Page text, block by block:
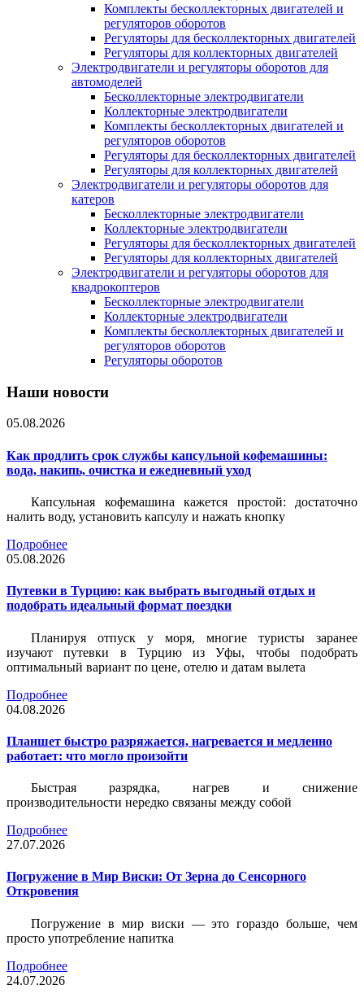
Комплекты бесколлекторных двигателей и
регуляторов оборотов
Регуляторы для бесколлекторных двигателей
Регуляторы для коллекторных двигателей
Электродвигатели и регуляторы оборотов для
автомоделей
Бесколлекторные электродвигатели
Коллекторные электродвигатели
Комплекты бесколлекторных двигателей и
регуляторов оборотов
Регуляторы для бесколлекторных двигателей
Регуляторы для коллекторных двигателей
Электродвигатели и регуляторы оборотов для
катеров
Бесколлекторные электродвигатели
Коллекторные электродвигатели
Регуляторы для бесколлекторных двигателей
Регуляторы для коллекторных двигателей
Электродвигатели и регуляторы оборотов для
квадрокоптеров
Бесколлекторные электродвигатели
Коллекторные электродвигатели
Комплекты бесколлекторных двигателей и
регуляторов оборотов
Регуляторы оборотов
Наши новости
05.08.2026
Как продлить срок службы капсульной кофемашины:
вода, накипь, очистка и ежедневный уход
Капсульная кофемашина кажется простой: достаточно
налить воду, установить капсулу и нажать кнопку
Подробнее
05.08.2026
Путевки в Турцию: как выбрать выгодный отдых и
подобрать идеальный формат поездки
Планируя отпуск у моря, многие туристы заранее
изучают путевки в Турцию из Уфы, чтобы подобрать
оптимальный вариант по цене, отелю и датам вылета
Подробнее
04.08.2026
Планшет быстро разряжается, нагревается и медленно
работает: что могло произойти
Быстрая разрядка, нагрев и снижение
производительности нередко связаны между собой
Подробнее
27.07.2026
Погружение в Мир Виски: От Зерна до Сенсорного
Откровения
Погружение в мир виски — это гораздо больше, чем
просто употребление напитка
Подробнее
24.07.2026